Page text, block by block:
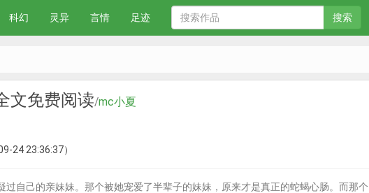
科幻 灵异 言情 足迹 搜索
文免费阅读/mc小夏
24 23:36:37）
自己的亲妹妹。那个被她宠爱了半辈子的妹妹，原来才是真正的蛇蝎心肠。而那个